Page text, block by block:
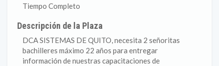
Tiempo Completo
Descripción de la Plaza
DCA SISTEMAS DE QUITO, necesita 2 señoritas
bachilleres máximo 22 años para entregar
información de nuestras capacitaciones de